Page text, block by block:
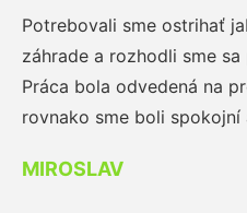
Potrebovali sme ostrihať
záhrade a rozhodli sme
Práca bola odvedená na
rovnako sme boli spokojní
MIROSLAV